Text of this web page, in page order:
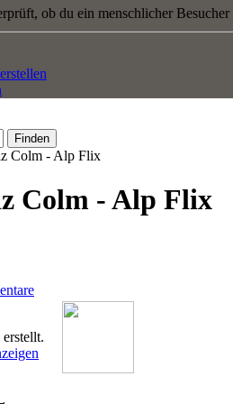
ob du ein menschlicher
Finden
Colm - Alp Flix
erstellt.